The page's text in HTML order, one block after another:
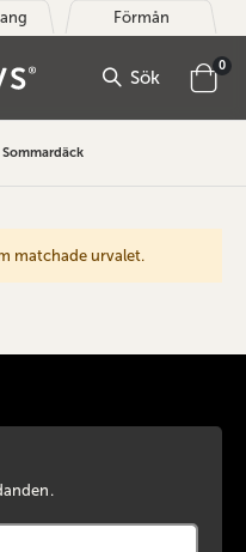
Förmån
Sök Cart
0
Sommardäck
matchade urvalet.